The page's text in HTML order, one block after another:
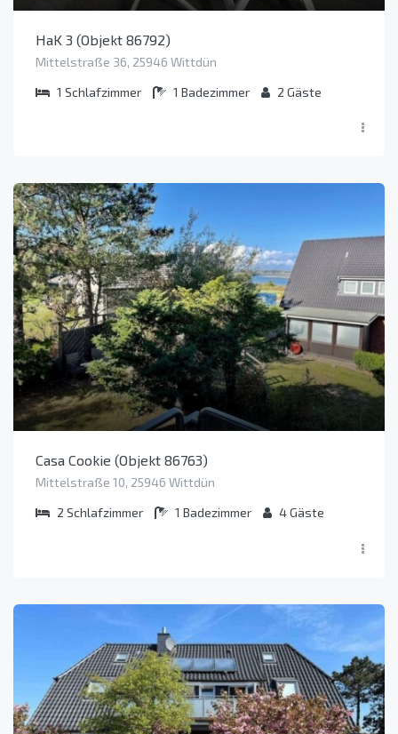
HaK 3 (Objekt 86792)
Mittelstraße 36, 25946 Wittdün
1 Schlafzimmer 1 Badezimmer 2 Gäste
Casa Cookie (Objekt 86763)
Mittelstraße 10, 25946 Wittdün
2 Schlafzimmer 1 Badezimmer 4Gäste